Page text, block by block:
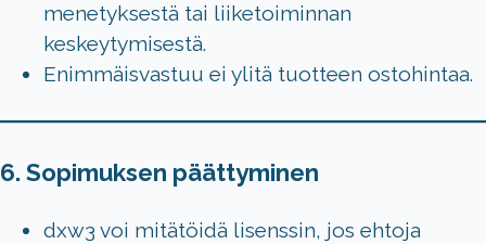
menetyksestä tai liiketoiminnan
keskeytymisestä.
Enimmäisvastuu ei ylitä tuotteen ostohintaa.
6. Sopimuksen päättyminen
dxw3 voi mitätöidä lisenssin, jos ehtoja